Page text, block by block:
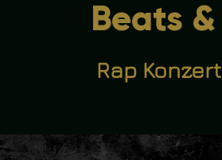
Beats
Rap